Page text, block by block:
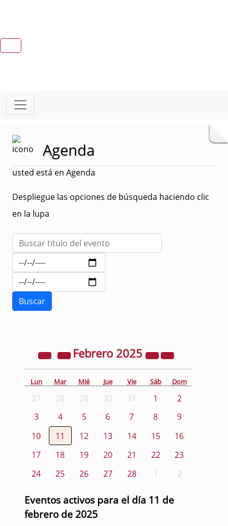
Agenda
usted está en Agenda
Despliegue las opciones de búsqueda haciendo clic
en la lupa
Febrero 2025
Lun Mar Mié Jue Vie Sáb Dom
27 28 29 30 31 1
2
3
4 5 6 7 8
9
10
11 12 13 14 15
16
17
18 19 20 21 22
23
24
25 26 27 28 1 2
Eventos activos para el día 11 de
febrero de 2025